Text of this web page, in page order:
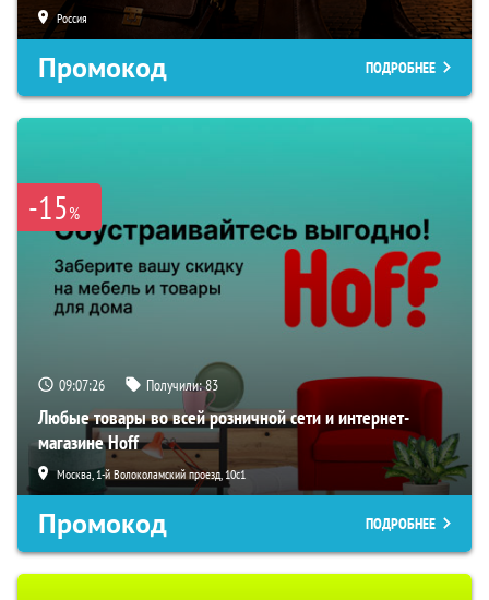
Россия
Промокод ПОДРОБНЕЕ
-15%
09:07:25 Получили:83
Любые товары во всей розничной сети и интернет-
магазине Hoff
Москва, 1-й Волоколамский проезд, 10с1
Промокод ПОДРОБНЕЕ